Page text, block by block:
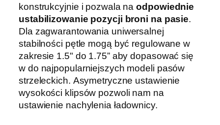
konstrukcyjnie i pozwala naodpowiednie
ustabilizowanie pozycji broni na pasie.
Dla zagwarantowania uniwersalnej
stabilności pętle mogą być regulowane w
zakresie 1.5" do 1.75” aby dopasować się
w do najpopularniejszych modeli pasów
strzeleckich. Asymetryczne ustawienie
wysokości klipsów pozwoli nam na
ustawienie nachylenia ładownicy.